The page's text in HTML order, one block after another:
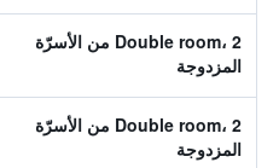
Double room، 2 من الأسرّة
المزدوجة
Double room، 2 من الأسرّة
المزدوجة